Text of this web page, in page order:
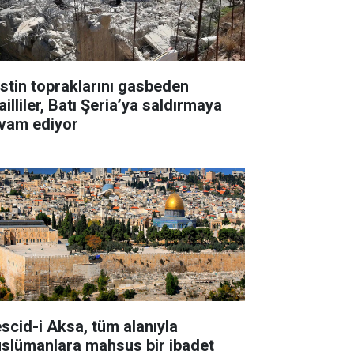
topraklarını gasbeden
Batı Şeria’ya saldırmaya
ediyor
i Aksa, tüm alanıyla
mahsus bir ibadet